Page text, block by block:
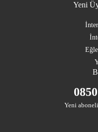
Yeni
Yeni